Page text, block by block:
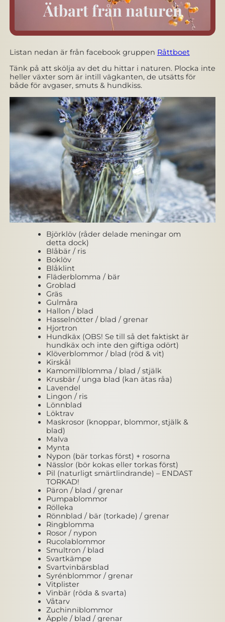
Ätbart från naturen
Listan nedan är från facebook gruppen Råttboet
Tänk på att skölja av det du hittar i naturen. Plocka inte
heller växter som är intill vägkanten, de utsätts för
både för avgaser, smuts & hundkiss.
Björklöv (råder delade meningar om
detta dock)
Blåbär / ris
Boklöv
Blåklint
Fläderblomma / bär
Groblad
Gräs
Gulmåra
Hallon / blad
Hasselnötter / blad / grenar
Hjortron
Hundkäx (OBS! Se till så det faktiskt är
hundkäx och inte den giftiga odört)
Klöverblommor / blad (röd & vit)
Kirskål
Kamomillblomma / blad / stjälk
Krusbär / unga blad (kan ätas råa)
Lavendel
Lingon / ris
Lönnblad
Löktrav
Maskrosor (knoppar, blommor, stjälk &
blad)
Malva
Mynta
Nypon (bär torkas först) + rosorna
Nässlor (bör kokas eller torkas först)
Pil (naturligt smärtlindrande) – ENDAST
TORKAD!
Päron / blad / grenar
Pumpablommor
Rölleka
Rönnblad / bär (torkade) / grenar
Ringblomma
Rosor / nypon
Rucolablommor
Smultron / blad
Svartkämpe
Svartvinbärsblad
Syrénblommor / grenar
Vitplister
Vinbär (röda & svarta)
Våtarv
Zuchinniblommor
Äpple / blad / grenar